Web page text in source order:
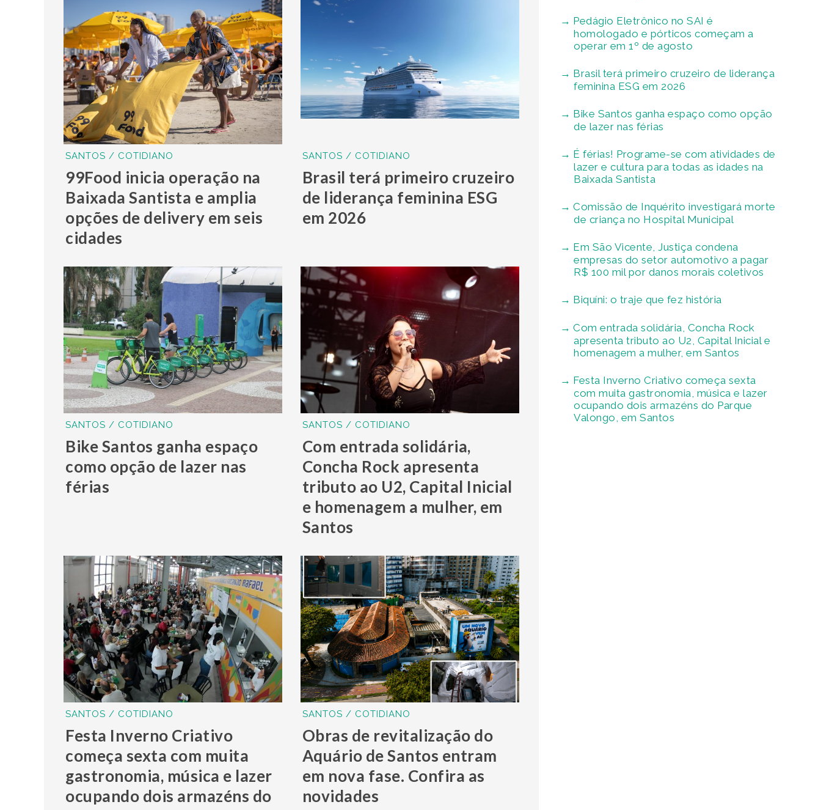
SANTOS / COTIDIANO
99Food inicia operação na
Baixada Santista e amplia
opções de delivery em seis
cidades
SANTOS / COTIDIANO
Brasil terá primeiro cruzeiro
de liderança feminina ESG
em 2026
SANTOS / COTIDIANO
Bike Santos ganha espaço
como opção de lazer nas
férias
SANTOS / COTIDIANO
Com entrada solidária,
Concha Rock apresenta
tributo ao U2, Capital Inicial
e homenagem a mulher, em
Santos
SANTOS / COTIDIANO
Festa Inverno Criativo
começa sexta com muita
gastronomia, música e lazer
ocupando dois armazéns do
SANTOS / COTIDIANO
Obras de revitalização do
Aquário de Santos entram
em nova fase. Confira as
novidades
Pedágio Eletrônico no SAI é
homologado e pórticos começam a
operar em 1º de agosto
Brasil terá primeiro cruzeiro de liderança
feminina ESG em 2026
Bike Santos ganha espaço como opção
de lazer nas férias
É férias! Programe-se com atividades de
lazer e cultura para todas as idades na
Baixada Santista
Comissão de Inquérito investigará morte
de criança no Hospital Municipal
Em São Vicente, Justiça condena
empresas do setor automotivo a pagar
R$ 100 mil por danos morais coletivos
Biquíni: o traje que fez história
Com entrada solidária, Concha Rock
apresenta tributo ao U2, Capital Inicial e
homenagem a mulher, em Santos
Festa Inverno Criativo começa sexta
com muita gastronomia, música e lazer
ocupando dois armazéns do Parque
Valongo, em Santos